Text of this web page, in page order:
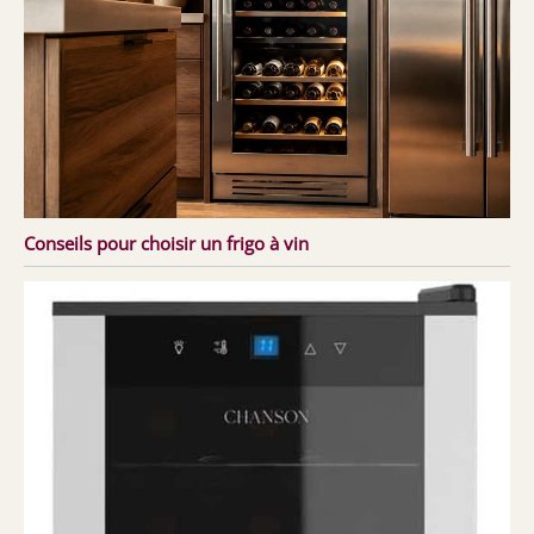
Conseils pour choisir un frigo à vin